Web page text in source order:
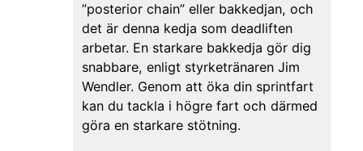
”posterior chain” eller bakkedjan, och
det är denna kedja som deadliften
arbetar. En starkare bakkedja gör dig
snabbare, enligt styrketränaren Jim
Wendler. Genom att öka din sprintfart
kan du tackla i högre fart och därmed
göra en starkare stötning.